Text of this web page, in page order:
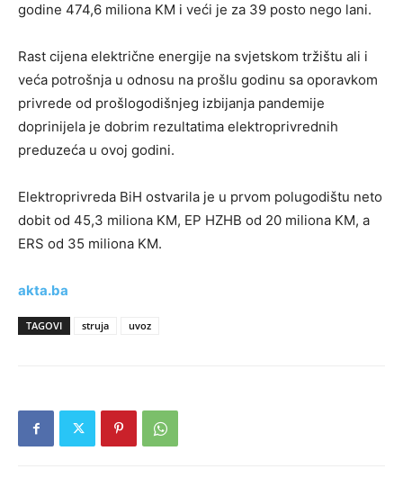
godine 474,6 miliona KM i veći je za 39 posto nego lani.
Rast cijena električne energije na svjetskom tržištu ali i
veća potrošnja u odnosu na prošlu godinu sa oporavkom
privrede od prošlogodišnjeg izbijanja pandemije
doprinijela je dobrim rezultatima elektroprivrednih
preduzeća u ovoj godini.
Elektroprivreda BiH ostvarila je u prvom polugodištu neto
dobit od 45,3 miliona KM, EP HZHB od 20 miliona KM, a
ERS od 35 miliona KM.
akta.ba
TAGOVI struja uvoz